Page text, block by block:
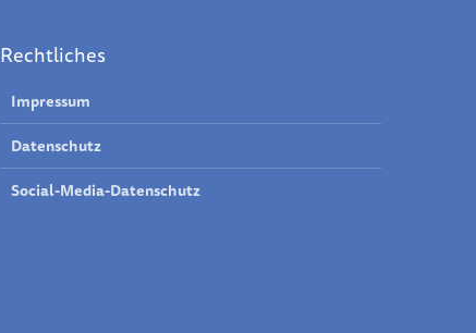
Rechtliches
Impressum
Datenschutz
Social-Media-Datenschutz